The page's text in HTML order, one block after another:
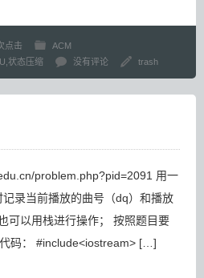
点击
ACM
状态压缩 没有评论 trash
problem.php?pid=2091 用一
录当前播放的曲号（dq）和播放
可以用栈进行操作； 按照题目要
码： #include<iostream> […]